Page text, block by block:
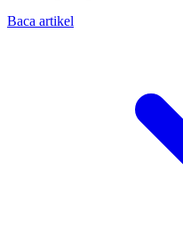
Baca artikel